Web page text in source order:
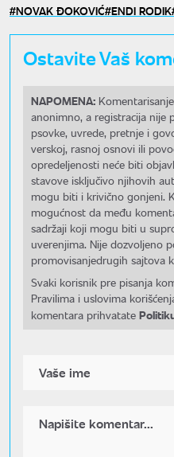
NOVAK ĐOKOVIĆ ENDI RODIK
Ostavite Vaš
NAPOMENA:
anonimno, a registracija nije
psovke, uvrede, pretnje i
verskoj, rasnoj osnovi ili
opredeljenosti neće biti
stavove isključivo njihovih
mogu biti i krivično gonjeni.
mogućnost da među
sadržaji koji mogu biti u
uverenjima. Nije dozvoljeno
promovisanjedrugih sajtova
Svaki korisnik pre pisanja
Pravilima i uslovima
komentara prihvatate